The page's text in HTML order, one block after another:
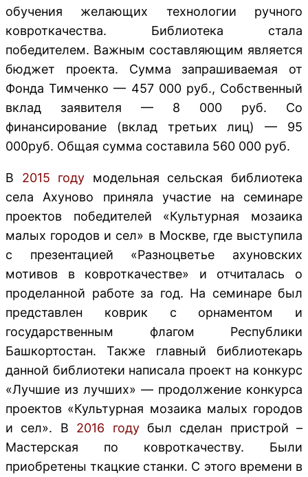
обучения желающих технологии ручного
ковроткачества. Библиотека стала
победителем. Важным составляющим является
бюджет проекта. Сумма запрашиваемая от
Фонда Тимченко — 457 000 руб., Собственный
вклад заявителя — 8 000 руб. Со
финансирование (вклад третьих лиц) — 95
000руб. Общая сумма составила 560 000 руб.
В 2015 году модельная сельская библиотека
села Ахуново приняла участие на семинаре
проектов победителей «Культурная мозаика
малых городов и сел» в Москве, где выступила
с презентацией «Разноцветье ахуновских
мотивов в ковроткачестве» и отчиталась о
проделанной работе за год. На семинаре был
представлен коврик с орнаментом и
государственным флагом Республики
Башкортостан. Также главный библиотекарь
данной библиотеки написала проект на конкурс
«Лучшие из лучших» — продолжение конкурса
проектов «Культурная мозаика малых городов
и сел». В 2016 годубыл сделан пристрой –
Мастерская по ковроткачеству. Были
приобретены ткацкие станки. С этого времени в